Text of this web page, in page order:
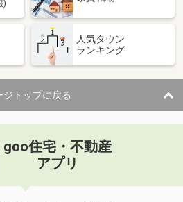
)
人気タウン
ランキング
ジトップに戻る
goo住宅・不動産
アプリ